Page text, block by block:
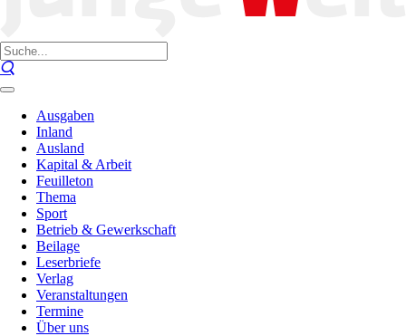
Ausgaben
Inland
Ausland
Kapital & Arbeit
Feuilleton
Thema
Sport
Betrieb & Gewerkschaft
Beilage
Leserbriefe
Verlag
Veranstaltungen
Termine
Über uns